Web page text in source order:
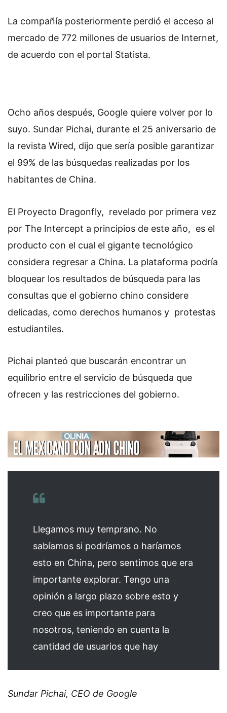
La compañía posteriormente perdió el acceso al
mercado de 772 millones de usuarios de Internet,
de acuerdo con el portal Statista.
Ocho años después, Google quiere volver por lo
suyo. Sundar Pichai, durante el 25 aniversario de
la revista Wired, dijo que sería posible garantizar
el 99% de las búsquedas realizadas por los
habitantes de China.
El Proyecto Dragonfly, revelado por primera vez
por The Intercept a principios de este año, es el
producto con el cual el gigante tecnológico
considera regresar a China. La plataforma podría
bloquear los resultados de búsqueda para las
consultas que el gobierno chino considere
delicadas, como derechos humanos y protestas
estudiantiles.
Pichai planteó que buscarán encontrar un
equilibrio entre el servicio de búsqueda que
ofrecen y las restricciones del gobierno.
Llegamos muy temprano. No
sabíamos si podríamos o haríamos
esto en China, pero sentimos que era
importante explorar. Tengo una
opinión a largo plazo sobre esto y
creo que es importante para
nosotros, teniendo en cuenta la
cantidad de usuarios que hay
Sundar Pichai, CEO de Google